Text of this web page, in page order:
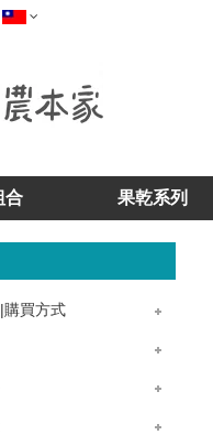
合 果乾系列
購買方式
糕
糖
乾
莓乾
乾
啡